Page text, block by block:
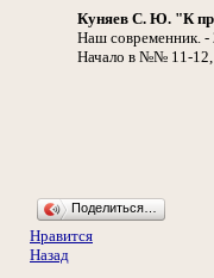
Куняев С. Ю. "К
Наш современник.
Начало в №№ 11-12,
Поделиться…
Нравится
Назад